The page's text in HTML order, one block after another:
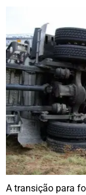
A transição para